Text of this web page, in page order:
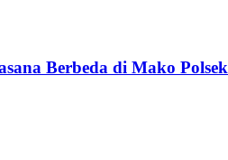
Berbeda di Mako Polsek